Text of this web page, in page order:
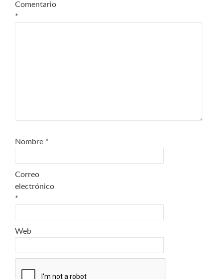
Comentario
*
Nombre *
Correo
electrónico
*
Web